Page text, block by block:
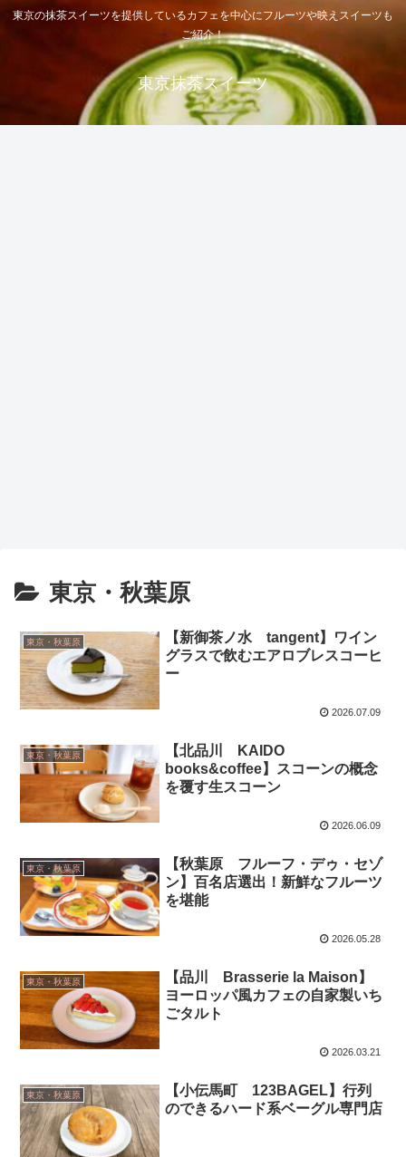
東京の抹茶スイーツを提供しているカフェを中心にフルーツや映えスイーツも
ご紹介！
東京抹茶スイーツ
東京・秋葉原
東京・秋葉原
【新御茶ノ水 tangent】ワイン
グラスで飲むエアロブレスコーヒ
ー
2026.07.09
東京・秋葉原
【北品川 KAIDO
books&coffee】スコーンの概念
を覆す生スコーン
2026.06.09
東京・秋葉原
【秋葉原 フルーフ・デゥ・セゾ
ン】百名店選出！新鮮なフルーツ
を堪能
2026.05.28
東京・秋葉原
【品川 Brasserie la Maison】
ヨーロッパ風カフェの自家製いち
ごタルト
2026.03.21
東京・秋葉原
【小伝馬町 123BAGEL】行列
のできるハード系ベーグル専門店